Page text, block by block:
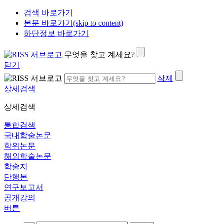
검색 바로가기
본문 바로가기(skip to content)
하단정보 바로가기
무엇을 찾고 계세요?
닫기
삭제
상세검색
상세검색
통합검색
국내학술논문
학위논문
해외학술논문
학술지
단행본
연구보고서
공개강의
버튼